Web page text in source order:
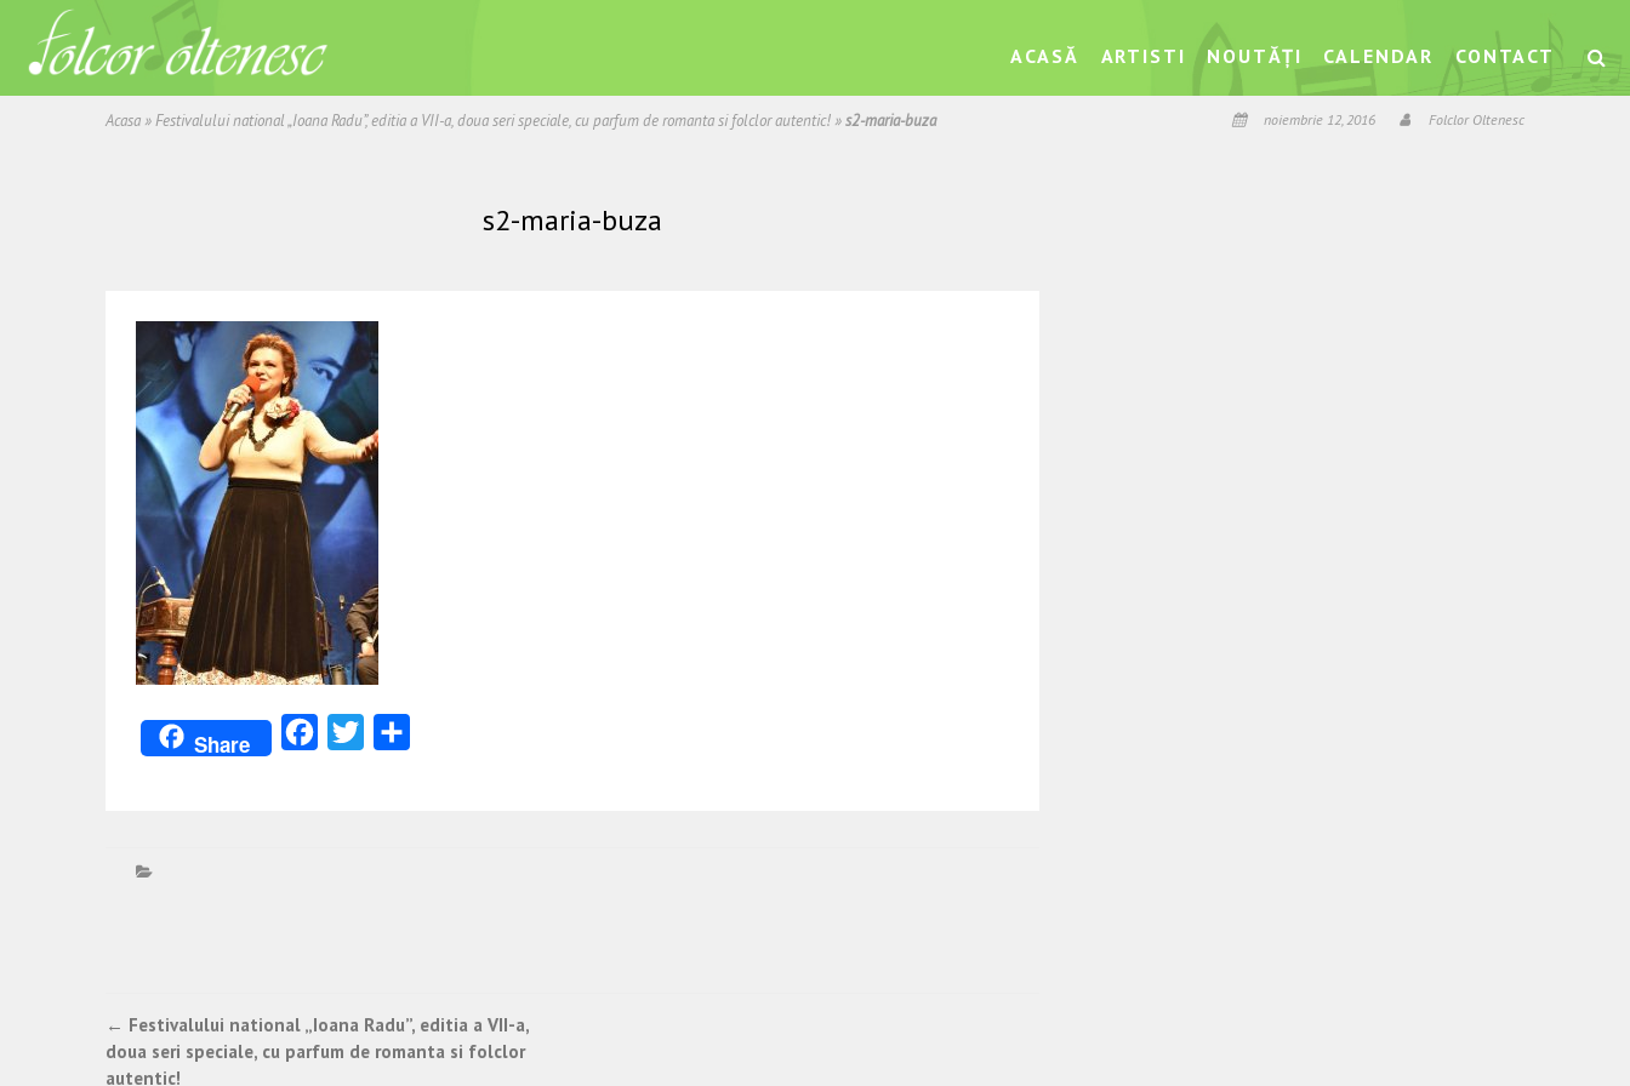
ACASĂ ARTISTI NOUTĂȚI CALENDAR CONTACT
Acasa »Festivalului national „Ioana Radu”, editia a VII-a, doua seri speciale, cu parfum de romanta si folclor autentic! »s2-maria-buza noiembrie 12, 2016 Folclor Oltenesc
s2-maria-buza
Share FacebookTwitter
Post
navigation
← Festivalului national „Ioana Radu”, editia a VII-a,
doua seri speciale, cu parfum de romanta si folclor
autentic!